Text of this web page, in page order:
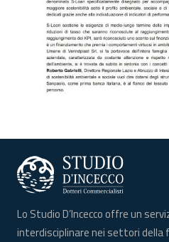
Lo Studio D’Incecco offre un
interdisciplinare nei settori della